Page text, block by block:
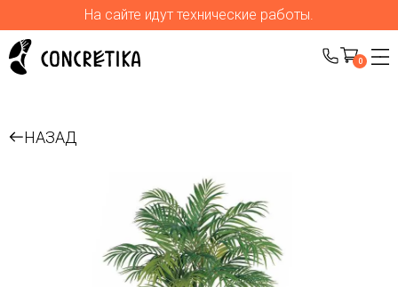
На сайте идут технические работы.
0
НАЗАД